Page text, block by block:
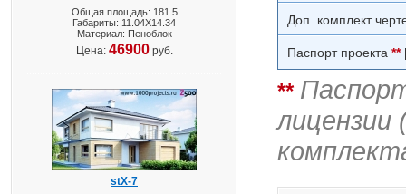
Общая площадь: 181.5
Габариты: 11.04X14.34
Материал: Пеноблок
Цена: 46900руб.
stX-7
Доп. комплект
Паспорт проекта **
**
лицензии